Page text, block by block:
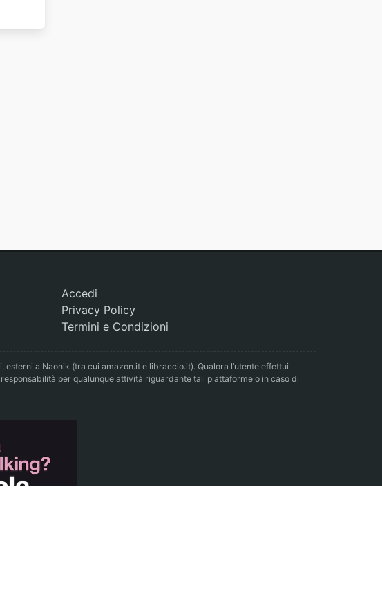
Accedi
Privacy Policy
Termini e Condizioni